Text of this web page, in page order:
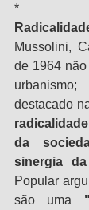
Mussolini,
de 1964
destacado
da
sinergia da
Popular
são uma